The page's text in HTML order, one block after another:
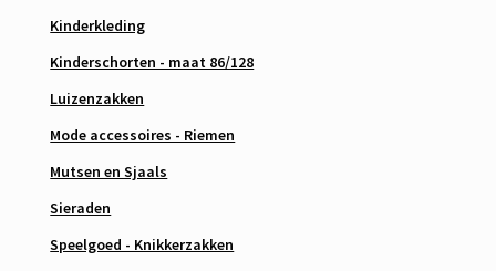
Kinderkleding
Kinderschorten - maat 86/128
Luizenzakken
Mode accessoires - Riemen
Mutsen en Sjaals
Sieraden
Speelgoed - Knikkerzakken